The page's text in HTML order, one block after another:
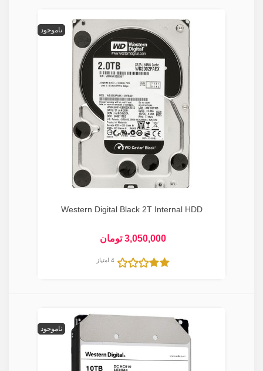
ناموجود
Western Digital Black 2T Internal HDD
3,050,000 تومان
4 امتیاز
ناموجود